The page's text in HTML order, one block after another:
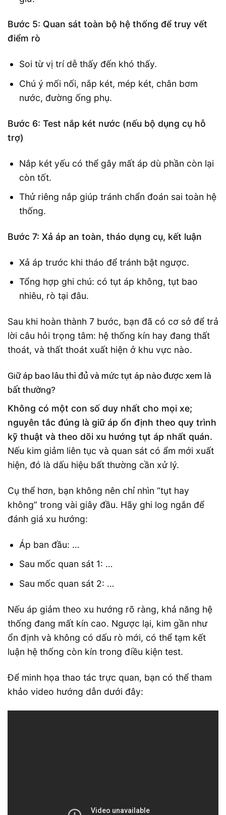
Bước 5: Quan sát toàn bộ hệ thống để truy vết
điểm rò
Soi từ vị trí dễ thấy đến khó thấy.
Chú ý mối nối, nắp két, mép két, chân bơm
nước, đường ống phụ.
Bước 6: Test nắp két nước (nếu bộ dụng cụ hỗ
trợ)
Nắp két yếu có thể gây mất áp dù phần còn lại
còn tốt.
Thử riêng nắp giúp tránh chẩn đoán sai toàn hệ
thống.
Bước 7: Xả áp an toàn, tháo dụng cụ, kết luận
Xả áp trước khi tháo để tránh bật ngược.
Tổng hợp ghi chú: có tụt áp không, tụt bao
nhiêu, rò tại đâu.
Sau khi hoàn thành 7 bước, bạn đã có cơ sở để trả
lời câu hỏi trọng tâm: hệ thống kín hay đang thất
thoát, và thất thoát xuất hiện ở khu vực nào.
Giữ áp bao lâu thì đủ và mức tụt áp nào được xem là
bất thường?
Không có một con số duy nhất cho mọi xe;
nguyên tắc đúng là giữ áp ổn định theo quy trình
kỹ thuật và theo dõi xu hướng tụt áp nhất quán.
Nếu kim giảm liên tục và quan sát có ẩm mới xuất
hiện, đó là dấu hiệu bất thường cần xử lý.
Cụ thể hơn, bạn không nên chỉ nhìn “tụt hay
không” trong vài giây đầu. Hãy ghi log ngắn để
đánh giá xu hướng:
Áp ban đầu: …
Sau mốc quan sát 1: …
Sau mốc quan sát 2: …
Nếu áp giảm theo xu hướng rõ ràng, khả năng hệ
thống đang mất kín cao. Ngược lại, kim gần như
ổn định và không có dấu rò mới, có thể tạm kết
luận hệ thống còn kín trong điều kiện test.
Để minh họa thao tác trực quan, bạn có thể tham
khảo video hướng dẫn dưới đây: